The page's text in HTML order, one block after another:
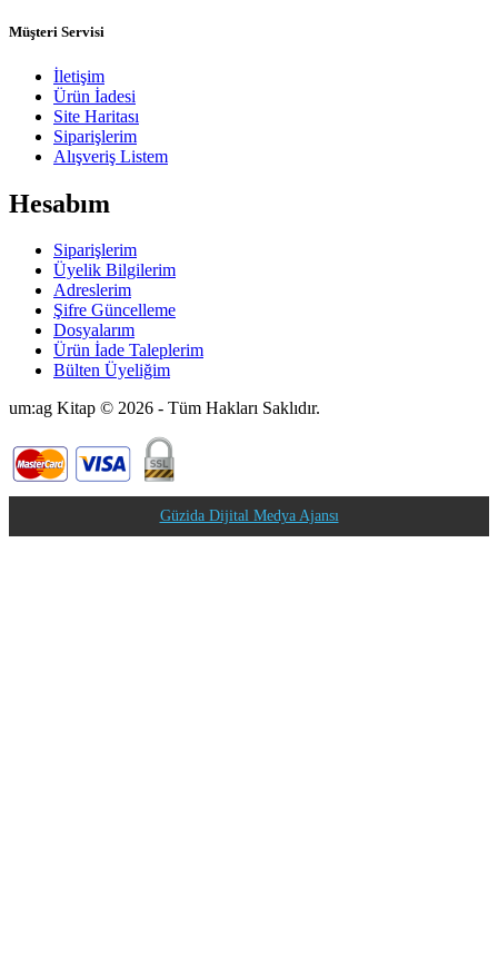
Müşteri Servisi
İletişim
Ürün İadesi
Site Haritası
Siparişlerim
Alışveriş Listem
Hesabım
Siparişlerim
Üyelik Bilgilerim
Adreslerim
Şifre Güncelleme
Dosyalarım
Ürün İade Taleplerim
Bülten Üyeliğim
um:ag Kitap © 2026 - Tüm Hakları Saklıdır.
Güzida Dijital Medya Ajansı